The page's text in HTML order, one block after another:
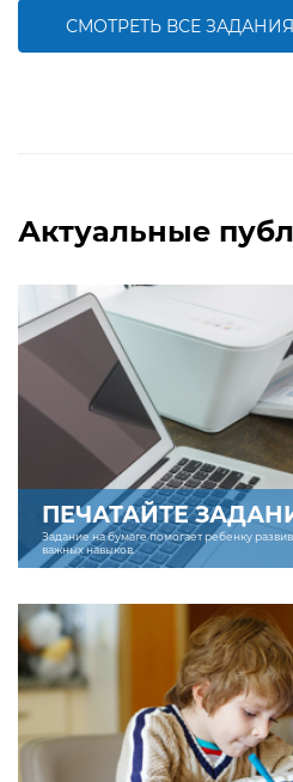
СМОТРЕТЬ ВСЕ ЗАДАНИЯ
Актуальные
ПЕЧАТАЙТЕ
Задание на бумаге помогает ребенку
важных навыков.